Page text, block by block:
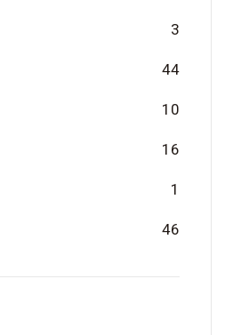
3
44
10
16
1
46